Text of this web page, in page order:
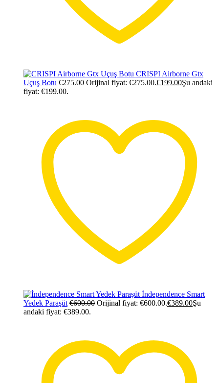
CRISPI Airborne Gtx
Uçuş Botu €275.00 Orijinal fiyat: €275.00.€199.00Şu andaki
fiyat: €199.00.
İndependence Smart
Yedek Paraşüt €600.00 Orijinal fiyat: €600.00.€389.00Şu
andaki fiyat: €389.00.